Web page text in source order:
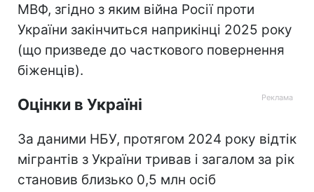
МВФ, згідно з яким війна Росії проти
України закінчиться наприкінці 2025 року
(що призведе до часткового повернення
біженців).
Оцінки в Україні
За даними НБУ, протягом 2024 року відтік
мігрантів з України тривав і загалом за рік
становив близько 0,5 млн осіб